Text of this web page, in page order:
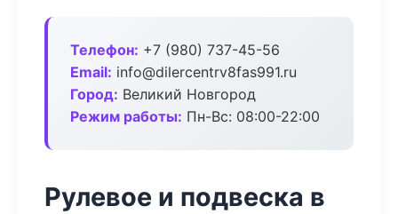
Телефон: +7 (980) 737-45-56
Email: info@dilercentrv8fas991.ru
Город: Великий Новгород
Режим работы: Пн-Вс: 08:00-22:00
Рулевое и подвеска в